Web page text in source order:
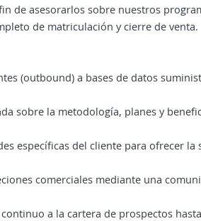
de asesorarlos sobre nuestros
de matriculación y cierre de venta.
(outbound) a bases de datos
sobre la metodología, planes y
específicas del cliente para ofrecer la
comerciales mediante una
a la cartera de prospectos